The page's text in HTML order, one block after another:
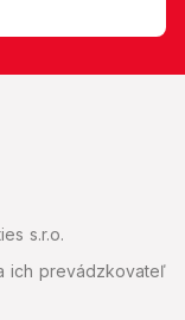
s.r.o.
ich prevádzkovateľ